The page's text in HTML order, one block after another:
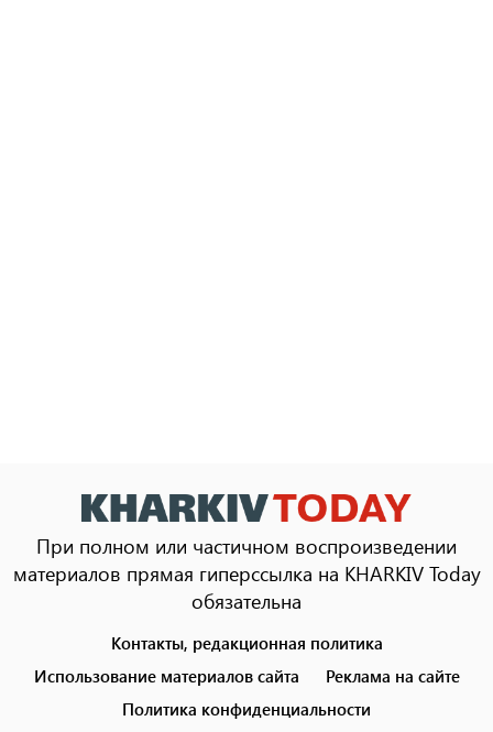
При полном или частичном воспроизведении
материалов прямая гиперссылка на KHARKIV Today
обязательна
menu
Контакты, редакционная политика
Использование материалов сайта
Реклама на сайте
Политика конфиденциальности